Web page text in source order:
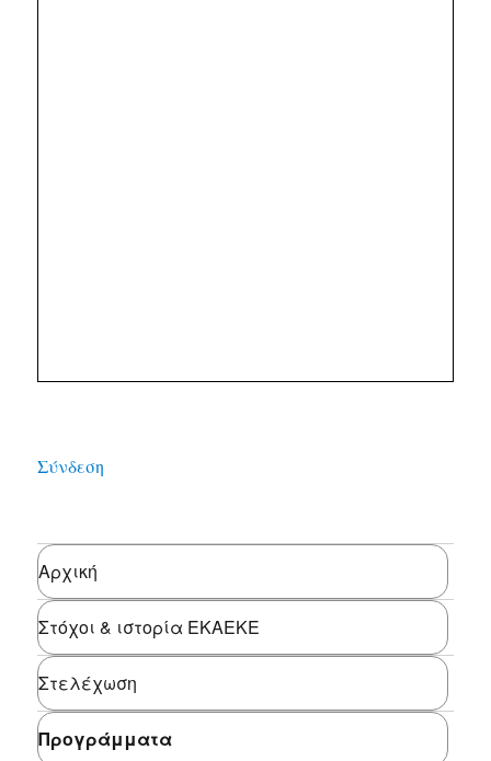
Σύνδεση
Αρχική
Στόχοι & ιστορία ΕΚΑΕΚΕ
Στελέχωση
Προγράμματα